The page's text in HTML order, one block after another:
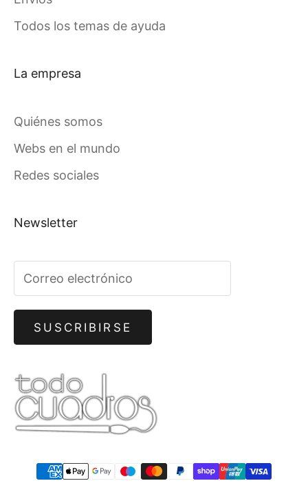
Todos los temas de ayuda
La empresa
Quiénes somos
Webs en el mundo
Redes sociales
Newsletter
SUSCRIBIRSE